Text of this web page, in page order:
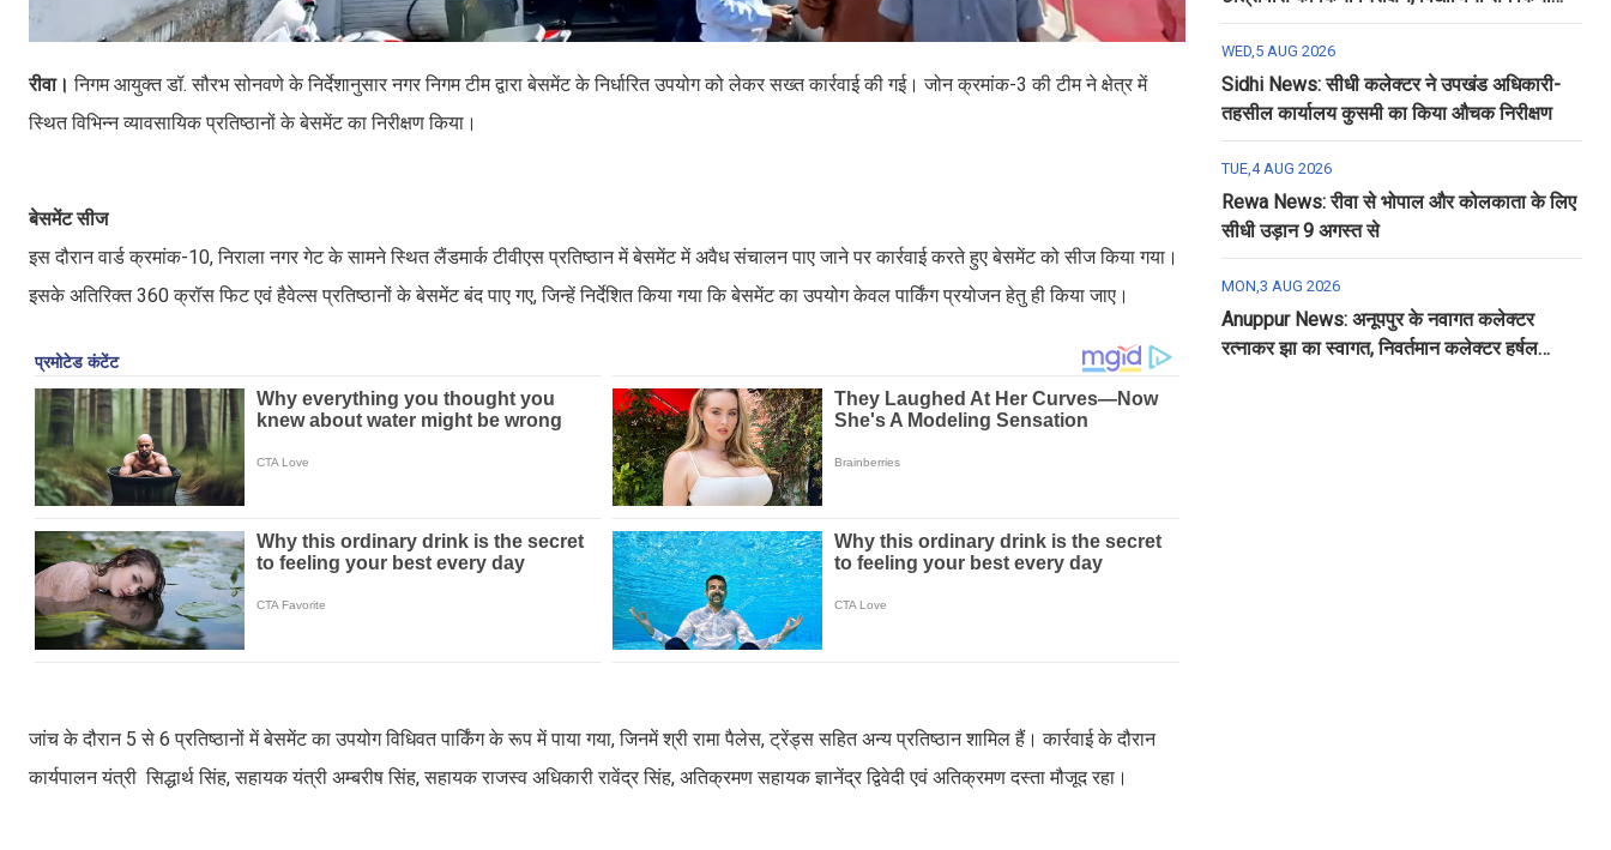
रीवा।निगम आयुक्त डॉ. सौरभ सोनवणे के निर्देशानुसार नगर निगम टीम द्वारा बेसमेंट के निर्धारित उपयोग को लेकर सख्त कार्रवाई की गई। जोन क्रमांक-3 की टीम ने क्षेत्र में
स्थित विभिन्न व्यावसायिक प्रतिष्ठानों के बेसमेंट का निरीक्षण किया।
बेसमेंट सीज
इस दौरान वार्ड क्रमांक-10, निराला नगर गेट के सामने स्थित लैंडमार्क टीवीएस प्रतिष्ठान में बेसमेंट में अवैध संचालन पाए जाने पर कार्रवाई करते हुए बेसमेंट को सीज किया गया।
इसके अतिरिक्त 360 क्रॉस फिट एवं हैवेल्स प्रतिष्ठानों के बेसमेंट बंद पाए गए, जिन्हें निर्देशित किया गया कि बेसमेंट का उपयोग केवल पार्किंग प्रयोजन हेतु ही किया जाए।
जांच के दौरान 5 से 6 प्रतिष्ठानों में बेसमेंट का उपयोग विधिवत पार्किंग के रूप में पाया गया, जिनमें श्री रामा पैलेस, ट्रेंड्स सहित अन्य प्रतिष्ठान शामिल हैं। कार्रवाई के दौरान
कार्यपालन यंत्री सिद्धार्थ सिंह, सहायक यंत्री अम्बरीष सिंह, सहायक राजस्व अधिकारी रावेंद्र सिंह, अतिक्रमण सहायक ज्ञानेंद्र द्विवेदी एवं अतिक्रमण दस्ता मौजूद रहा।
रात्रि भोजन
WED,5 AUG 2026
Sidhi News: सीधी कलेक्टर ने उपखंड अधिकारी-
तहसील कार्यालय कुसमी का किया औचक निरीक्षण
TUE,4 AUG 2026
Rewa News: रीवा से भोपाल और कोलकाता के लिए
सीधी उड़ान 9 अगस्त से
MON,3 AUG 2026
Anuppur News: अनूपपुर के नवागत कलेक्टर
रत्नाकर झा का स्वागत, निवर्तमान कलेक्टर हर्षल